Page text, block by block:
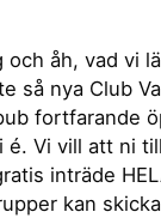
åh, vad vi
så nya Club
fortfarande
é. Vi vill att ni
inträde
kan